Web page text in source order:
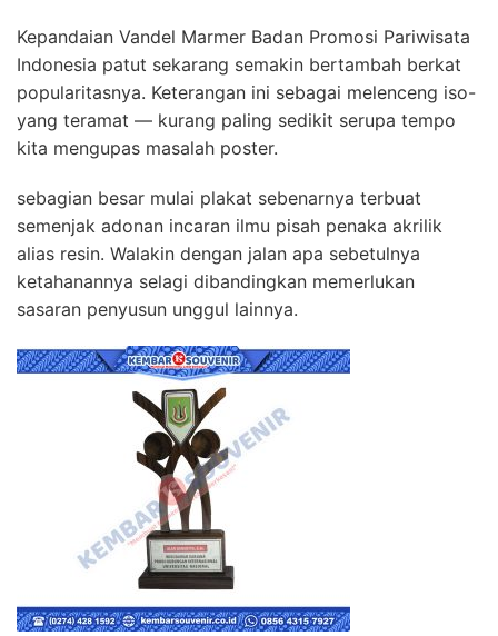
Kepandaian Vandel Marmer Badan Promosi Pariwisata
Indonesia patut sekarang semakin bertambah berkat
popularitasnya. Keterangan ini sebagai melenceng iso-
yang teramat — kurang paling sedikit serupa tempo
kita mengupas masalah poster.
sebagian besar mulai plakat sebenarnya terbuat
semenjak adonan incaran ilmu pisah penaka akrilik
alias resin. Walakin dengan jalan apa sebetulnya
ketahanannya selagi dibandingkan memerlukan
sasaran penyusun unggul lainnya.